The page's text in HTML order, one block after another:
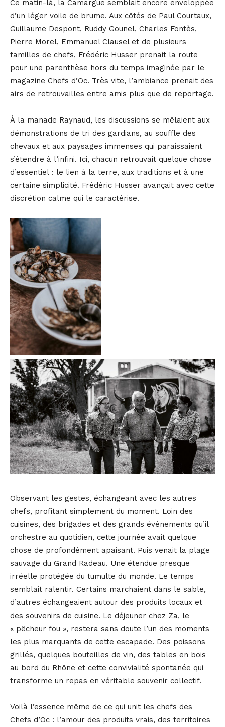
Ce matin-là, la Camargue semblait encore enveloppée
d’un léger voile de brume. Aux côtés de Paul Courtaux,
Guillaume Despont, Ruddy Gounel, Charles Fontès,
Pierre Morel, Emmanuel Clausel et de plusieurs
familles de chefs, Frédéric Husser prenait la route
pour une parenthèse hors du temps imaginée par le
magazine Chefs d’Oc. Très vite, l’ambiance prenait des
airs de retrouvailles entre amis plus que de reportage.
À la manade Raynaud, les discussions se mêlaient aux
démonstrations de tri des gardians, au souffle des
chevaux et aux paysages immenses qui paraissaient
s’étendre à l’infini. Ici, chacun retrouvait quelque chose
d’essentiel : le lien à la terre, aux traditions et à une
certaine simplicité. Frédéric Husser avançait avec cette
discrétion calme qui le caractérise.
Observant les gestes, échangeant avec les autres
chefs, profitant simplement du moment. Loin des
cuisines, des brigades et des grands événements qu’il
orchestre au quotidien, cette journée avait quelque
chose de profondément apaisant. Puis venait la plage
sauvage du Grand Radeau. Une étendue presque
irréelle protégée du tumulte du monde. Le temps
semblait ralentir. Certains marchaient dans le sable,
d’autres échangeaient autour des produits locaux et
des souvenirs de cuisine. Le déjeuner chez Za, le
« pêcheur fou », restera sans doute l’un des moments
les plus marquants de cette escapade. Des poissons
grillés, quelques bouteilles de vin, des tables en bois
au bord du Rhône et cette convivialité spontanée qui
transforme un repas en véritable souvenir collectif.
Voilà l’essence même de ce qui unit les chefs des
Chefs d’Oc : l’amour des produits vrais, des territoires